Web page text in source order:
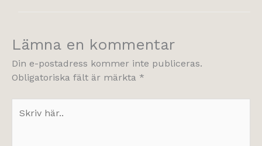
Lämna en kommentar
Din e-postadress kommer inte publiceras.
Obligatoriska fält är märkta *
här..